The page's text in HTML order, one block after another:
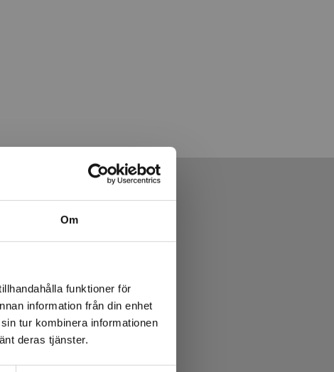
Om
funktioner för
information från din enhet
tur kombinera informationen
deras tjänster.